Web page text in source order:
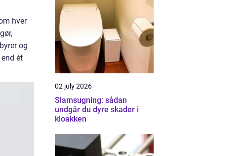
hver
og
ét
02 july 2026
Slamsugning: sådan
undgår du dyre skader i
kloakken